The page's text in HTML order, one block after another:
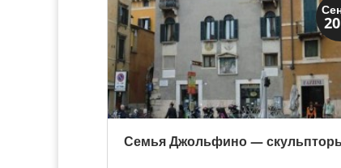
Веронцы
Семья Джольфино —